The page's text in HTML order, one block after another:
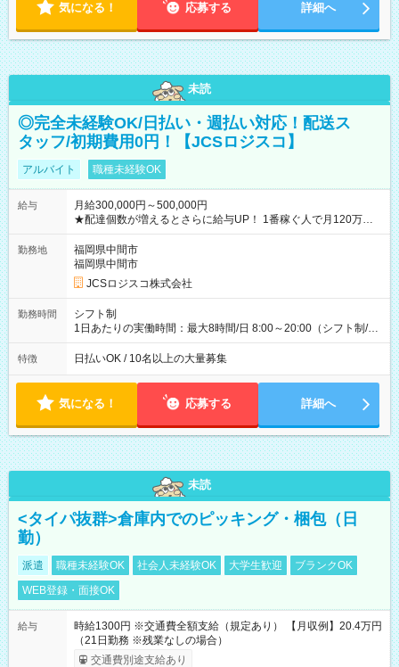
気になる！ 応募する 詳細へ
未読
◎完全未経験OK/日払い・週払い対応！配送ス
タッフ/初期費用0円！【JCSロジスコ】
アルバイト 職種未経験OK
給与
月給300,000円～500,000円
★配達個数が増えるとさらに給与UP！ 1番稼ぐ人で月120万ほ
ど！ ・主要都市エリア 月収55万円／週5日稼働 月収65万~112
万円／週6日稼働 ・地方郊外エリア 月収40万円／週5日稼働 月
収40万円~50万円／週6日稼働 ＜モデルイメージ＞ ■月収50万
円 (27歳男性/江東区在住)※元建築関係 1日150個配達×25日勤務
(日休み) ■月収80万円(43歳男性/墨田区在住)※元営業 1日200個
勤務地
福岡県中間市
福岡県中間市
JCSロジスコ株式会社
勤務時間
シフト制
1日あたりの実働時間：最大8時間/日 8:00～20:00（シフト制/実
働8時間） ※週5日勤務（場所次第では週4も有り） ※配達状況
によって時間外での勤務可能性有り ※案件により多少の前後あ
特徴 日払いOK / 10名以上の大量募集
気になる！ 応募する 詳細へ
未読
<タイパ抜群>倉庫内でのピッキング・梱包（日
勤）
派遣 職種未経験OK 社会人未経験OK 大学生歓迎
ブランクOK
WEB登録・面接OK
給与
時給1300円 ※交通費全額支給（規定あり） 【月収例】20.4万円
（21日勤務 ※残業なしの場合）
交通費別途支給あり